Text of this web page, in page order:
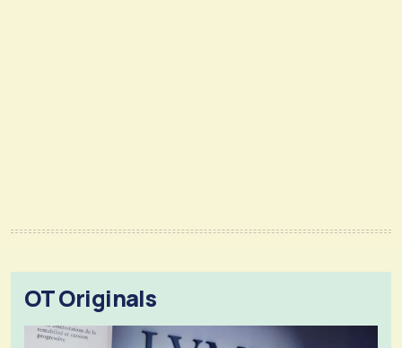
OT Originals